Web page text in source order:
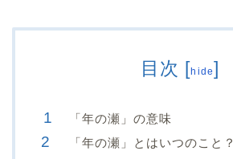
目次 [hide]
「年の瀬」の意味
「年の瀬」とはいつのこと？